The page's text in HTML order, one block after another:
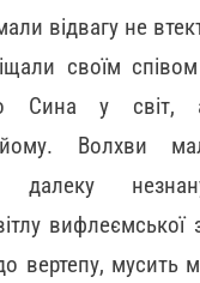
відвагу не
своїм
Сина у світ,
Волхви
далеку
вифлеємської
вертепу, мусить